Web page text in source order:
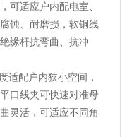
可适应户内配电室、
蚀、耐磨损，软铜线
缘杆抗弯曲、抗冲
适配户内狭小空间，
口线夹可快速对准母
灵活，可适应不同角